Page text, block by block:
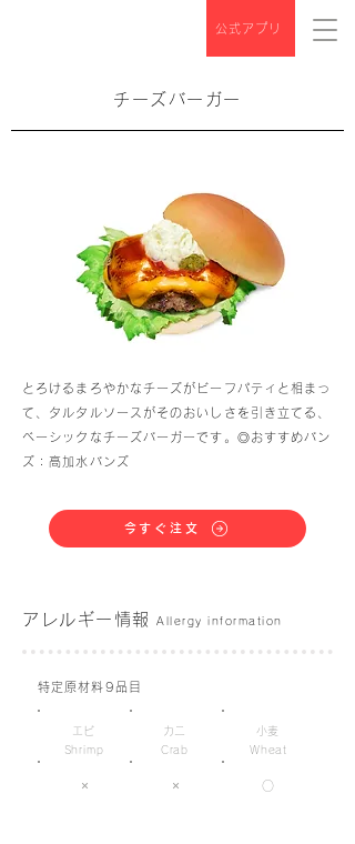
公式アプリ
チーズバーガー
とろけるまろやかなチーズがビーフパティと相まっ
て、タルタルソースがそのおいしさを引き立てる、
ベーシックなチーズバーガーです。◎おすすめバン
ズ：高加水バンズ
今すぐ注文
アレルギー情報 Allergy information
特定原材料9品目
Shrimp
×
カニ
Crab
×
小麦
Wheat
○
エビ